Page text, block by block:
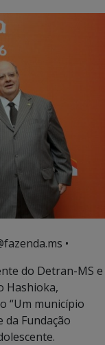
•
do Detran-MS e
Hashioka,
“Um município
da Fundação